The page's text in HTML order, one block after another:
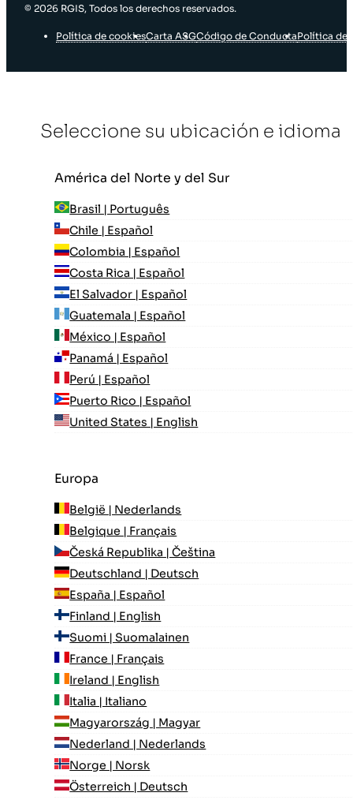
© 2026 RGIS, Todos los derechos reservados.
Política de cookiesCarta ASGCódigo de ConductaPolítica de
Seleccione su ubicación e idioma
América del Norte y del Sur
Brasil | Português
Chile | Español
Colombia | Español
Costa Rica | Español
El Salvador | Español
Guatemala | Español
México | Español
Panamá | Español
Perú | Español
Puerto Rico | Español
United States | English
Europa
België | Nederlands
Belgique | Français
Česká Republika | Čeština
Deutschland | Deutsch
España | Español
Finland | English
Suomi | Suomalainen
France | Français
Ireland | English
Italia | Italiano
Magyarország | Magyar
Nederland | Nederlands
Norge | Norsk
Österreich | Deutsch